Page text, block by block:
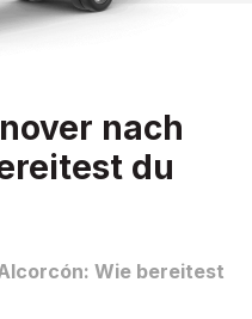
nach
du
Wie bereitest